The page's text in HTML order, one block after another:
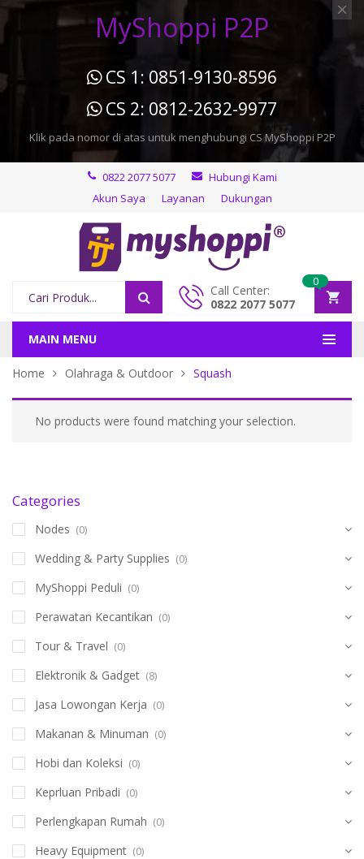
MyShoppi P2P
CS 1: 0851-9130-8596
CS 2: 0812-2632-9977
Klik pada nomor di atas untuk menghubungi CS MyShoppi P2P
0822 2077 5077
Hubungi Kami
Akun Saya
Layanan Dukungan
Call Center:
0822 2077 5077
0
MAIN MENU
Home Olahraga & Outdoor Squash
No products were found matching your selection.
Categories
Nodes (0)
Wedding & Party Supplies (0)
MyShoppi Peduli (0)
Perawatan Kecantikan (0)
Tour & Travel (0)
Elektronik & Gadget (8)
Jasa Lowongan Kerja (0)
Makanan & Minuman (0)
Hobi dan Koleksi (0)
Keprluan Pribadi (0)
Perlengkapan Rumah (0)
Heavy Equipment (0)